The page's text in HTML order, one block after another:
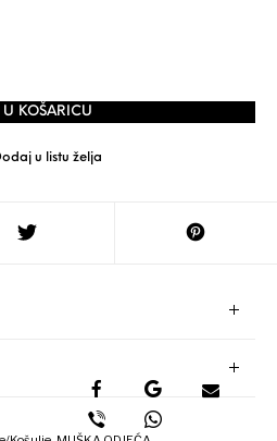
vel. M/L (XL) količina
U KOŠARICU
u listu želja